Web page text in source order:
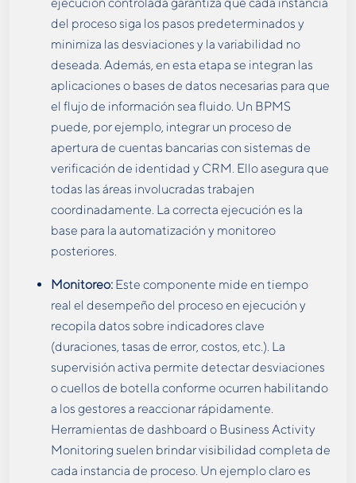
del proceso siga los pasos predeterminados y
minimiza las desviaciones y la variabilidad no
deseada. Además, en esta etapa se integran las
aplicaciones o bases de datos necesarias para que
el flujo de información sea fluido. Un BPMS
puede, por ejemplo, integrar un proceso de
apertura de cuentas bancarias con sistemas de
verificación de identidad y CRM. Ello asegura que
todas las áreas involucradas trabajen
coordinadamente. La correcta ejecución es la
base para la automatización y monitoreo
posteriores.
Monitoreo: Este componente mide en tiempo
real el desempeño del proceso en ejecución y
recopila datos sobre indicadores clave
(duraciones, tasas de error, costos, etc.). La
supervisión activa permite detectar desviaciones
o cuellos de botella conforme ocurren habilitando
a los gestores a reaccionar rápidamente.
Herramientas de dashboard o Business Activity
Monitoring suelen brindar visibilidad completa de
cada instancia de proceso. Un ejemplo claro es